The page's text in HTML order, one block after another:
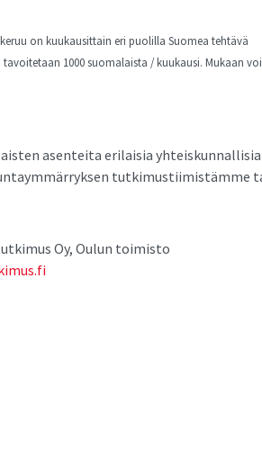
on kuukausittain eri puolilla Suomea tehtävä
1000 suomalaista / kuukausi. Mukaan
asenteita erilaisia yhteiskunnallisia
tutkimustiimistämme
Oy, Oulun toimisto